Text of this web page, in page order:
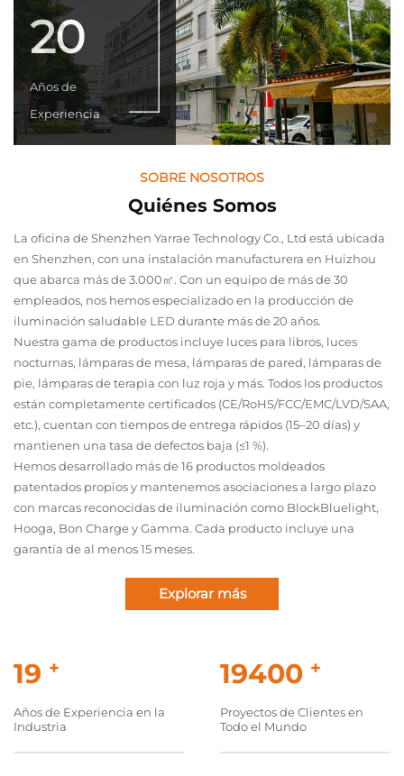
20
Años de
Experiencia
SOBRE NOSOTROS
Quiénes Somos
La oficina de Shenzhen Yarrae Technology Co., Ltd está ubicada
en Shenzhen, con una instalación manufacturera en Huizhou
que abarca más de 3.000㎡. Con un equipo de más de 30
empleados, nos hemos especializado en la producción de
iluminación saludable LED durante más de 20 años.
Nuestra gama de productos incluye luces para libros, luces
nocturnas, lámparas de mesa, lámparas de pared, lámparas de
pie, lámparas de terapia con luz roja y más. Todos los productos
están completamente certificados (CE/RoHS/FCC/EMC/LVD/SAA,
etc.), cuentan con tiempos de entrega rápidos (15–20 días) y
mantienen una tasa de defectos baja (≤1 %).
Hemos desarrollado más de 16 productos moldeados
patentados propios y mantenemos asociaciones a largo plazo
con marcas reconocidas de iluminación como BlockBluelight,
Hooga, Bon Charge y Gamma. Cada producto incluye una
garantía de al menos 15 meses.
Explorar más
20 +
Años de Experiencia en la
Industria
20000 +
Proyectos de Clientes en
Todo el Mundo